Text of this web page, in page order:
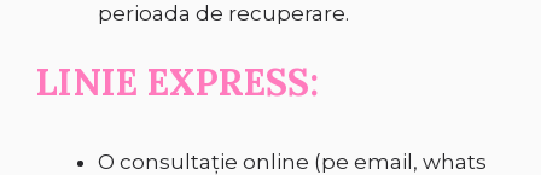
perioada de recuperare.
LINIE EXPRESS:
O consultație online (pe email, whats